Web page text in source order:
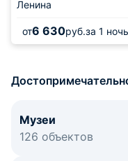
Ленина
от6 630руб.за 1 ночь
Музеи
126 объектов